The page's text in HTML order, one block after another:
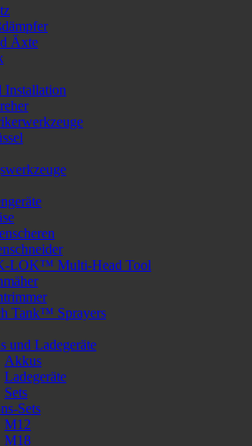
Äxte
Installation
LOK™ Multi-Head Tool
Tank™ Sprayers
und Ladegeräte
Akkus
Ladegeräte
Sets
Sets
M12
M18